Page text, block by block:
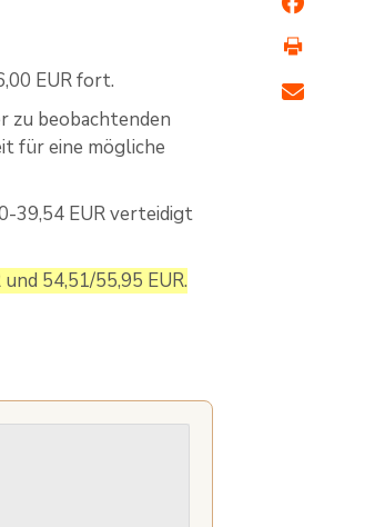
EUR fort.
zu beobachtenden
für eine mögliche
39,54 EUR verteidigt
54,51/55,95 EUR.